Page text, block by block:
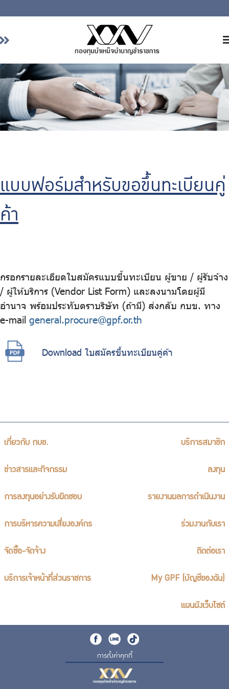
หน้าหลัก
เกี่ยวกับ กบข.
บริการสมาชิก
ลงทุน
ข่าวสารและกิจกรรม
จัดซื้อจัดจ้าง
บริการเจ้าหน้าที่ส่วนราชการ
Eng
แบบฟอร์มสำหรับขอขึ้นทะเบียนคู่
ค้า
กรอกรายละเอียดใบสมัครแบบขึ้นทะเบียน ผู้ขาย / ผู้รับจ้าง
/ ผู้ให้บริการ (Vendor List Form) และลงนามโดยผู้มี
อำนาจ พร้อมประทับตราบริษัท (ถ้ามี) ส่งกลับ กบข. ทาง
e-mail general.procure@gpf.or.th
Download ใบสมัครขึ้นทะเบียนคู่ค้า
เกี่ยวกับ กบข. บริการสมาชิก
ข่าวสารและกิจกรรม ลงทุน
การลงทุนอย่างรับผิดชอบ รายงานผลการดำเนินงาน
การบริหารความเสี่ยงองค์กร ร่วมงานกับเรา
จัดซื้อ-จัดจ้าง ติดต่อเรา
บริการเจ้าหน้าที่ส่วนราชการ My GPF (บัญชีของฉัน)
แผนผังเว็บไซต์
การตั้งค่าคุกกี้